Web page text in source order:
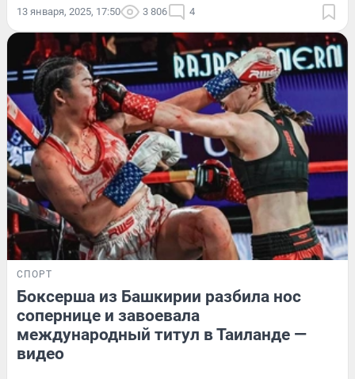
13 января, 2025, 17:50 3 806 4
СПОРТ
Боксерша из Башкирии разбила нос
сопернице и завоевала
международный титул в Таиланде —
видео